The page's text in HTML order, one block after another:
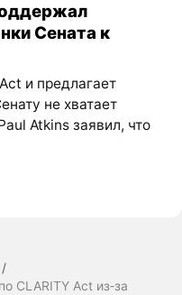
Сената к
и предлагает
не хватает
Atkins заявил, что
/
CLARITY Act из‑за